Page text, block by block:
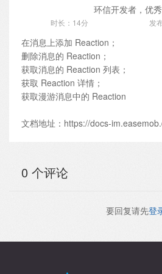
环信开发者，优
时长：14分 发
在消息上添加 Reaction；
删除消息的 Reaction；
获取消息的 Reaction 列表；
获取 Reaction 详情；
获取漫游消息中的 Reaction
文档地址：https://docs-
0 个评论
要回复请先登